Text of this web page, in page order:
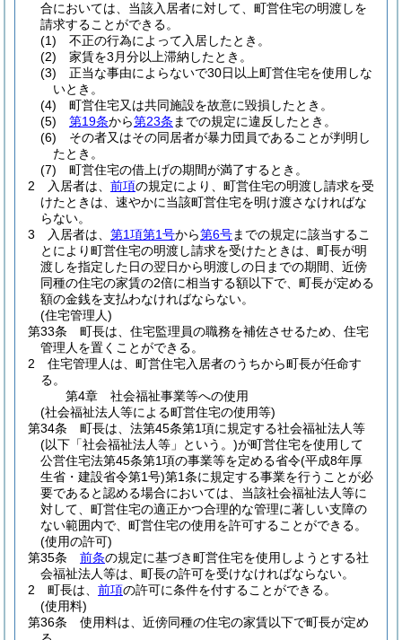
合においては、当該入居者に対して、町営住宅の明渡しを
請求することができる。
(1)
不正の行為によって入居したとき。
(2)
家賃を3月分以上滞納したとき。
(3)
正当な事由によらないで30日以上町営住宅を使用しな
いとき。
(4)
町営住宅又は共同施設を故意に毀損したとき。
(5)
第19条から第23条 までの規定に違反したとき。
(6)
その者又はその同居者が暴力団員であることが判明し
たとき。
(7)
町営住宅の借上げの期間が満了するとき。
2
入居者は、 前項の規定により、町営住宅の明渡し請求を受
けたときは、速やかに当該町営住宅を明け渡さなければな
らない。
3
入居者は、 第1項第1号から第6号までの規定に該当するこ
とにより町営住宅の明渡し請求を受けたときは、町長が明
渡しを指定した日の翌日から明渡しの日までの期間、近傍
同種の住宅の家賃の2倍に相当する額以下で、町長が定める
額の金銭を支払わなければならない。
(住宅管理人)
第33条
町長は、住宅監理員の職務を補佐させるため、住宅
管理人を置くことができる。
2
住宅管理人は、町営住宅入居者のうちから町長が任命す
る。
第4章
社会福祉事業等への使用
(社会福祉法人等による町営住宅の使用等)
第34条
町長は、法第45条第1項に規定する社会福祉法人等
(以下「社会福祉法人等」という。)が町営住宅を使用して
公営住宅法第45条第1項の事業等を定める省令(平成8年厚
生省・建設省令第1号)第1条に規定する事業を行うことが必
要であると認める場合においては、当該社会福祉法人等に
対して、町営住宅の適正かつ合理的な管理に著しい支障の
ない範囲内で、町営住宅の使用を許可することができる。
(使用の許可)
第35条
前条の規定に基づき町営住宅を使用しようとする社
会福祉法人等は、町長の許可を受けなければならない。
2
町長は、 前項の許可に条件を付することができる。
(使用料)
第36条
使用料は、近傍同種の住宅の家賃以下で町長が定め